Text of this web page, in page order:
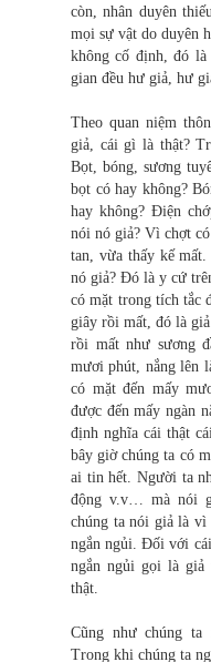
còn, nhân duyên
mọi sự vật do duyên
không cố định, đó
gian đều hư giả, hư
Theo quan niệm
giả, cái gì là thật?
Bọt, bóng, sương
bọt có hay không?
hay không? Điện
nói nó giả? Vì chợt
tan, vừa thấy kế
nó giả? Đó là y cứ
có mặt trong tích tắc
giây rồi mất, đó là
rồi mất như sương
mươi phút, nắng lên
có mặt đến mấy
được đến mấy ngàn
định nghĩa cái thật
bây giờ chúng ta có
ai tin hết. Người ta
động v.v… mà nói
chúng ta nói giả là
ngắn ngủi. Đối với
ngắn ngủi gọi là
thật.
Cũng như chúng
Trong khi chúng ta